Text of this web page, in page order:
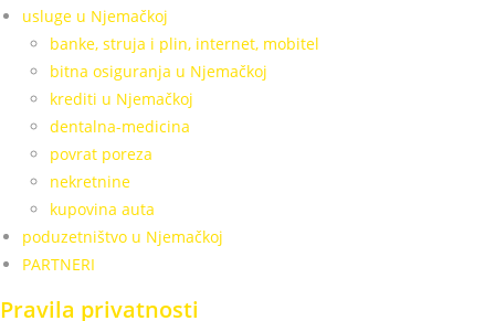
usluge u Njemačkoj
banke, struja i plin, internet, mobitel
bitna osiguranja u Njemačkoj
krediti u Njemačkoj
dentalna-medicina
povrat poreza
nekretnine
kupovina auta
poduzetništvo u Njemačkoj
PARTNERI
Pravila privatnosti